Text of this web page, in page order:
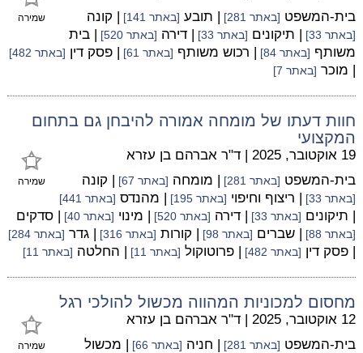
שמירה
בית-המשפט [באתר 281] | תובע [באתר 141] | קונה
[באתר 33] | תיקונים [באתר 33] | דירה [באתר 520]
| בית
משותף [באתר 84] | רכוש משותף [באתר 61] | פסק דין [באתר 482]
| מוכר [באתר 7]
חוות דעתו של מומחה אמורה להיבחן גם בתחום
המקצועי
שמירה
19 אוקטובר, 2025 | ד"ר אברהם בן עזרא
בית-המשפט [באתר 281] | מומחה [באתר 67] | קונה
[באתר 33] | ריצוף וחיפוי [באתר 195] | מהנדס [באתר 441]
| תיקונים [באתר 33] | דירה [באתר 520] | מינוי [באתר 40] | סדקים
[באתר 88] | שברים [באתר 98] | קורות [באתר 316] | גדר [באתר 284]
| פסק דין [באתר 482] | פרוטוקול [באתר 11] | החלטה [באתר 11]
מחסום למכוניות המהווה מכשול להולכי רגל
שמירה
12 אוקטובר, 2025 | ד"ר אברהם בן עזרא
בית-המשפט [באתר 281] | חניה [באתר 66] | מכשול